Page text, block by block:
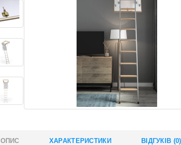
ОПИС ХАРАКТЕРИСТИКИ ВІДГУКІВ (0)